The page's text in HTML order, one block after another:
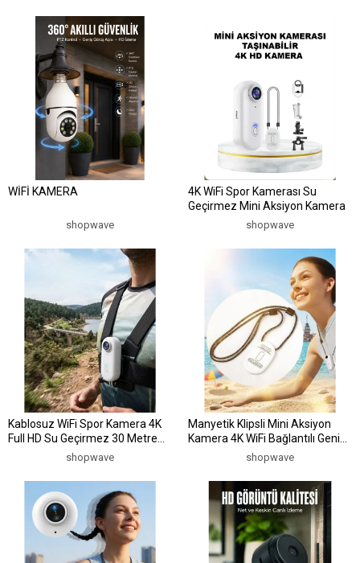
WİFİ KAMERA
shopwave
4K WiFi Spor Kamerası Su
Geçirmez Mini Aksiyon Kamera
shopwave
Kablosuz WiFi Spor Kamera 4K
Full HD Su Geçirmez 30 Metre
Derinlik Desteklishopwave
Manyetik Klipsli Mini Aksiyon
Kamera 4K WiFi Bağlantılı Geniş
shopwave